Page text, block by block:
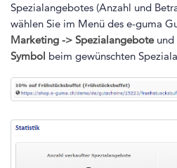
Spezialangebotes (Anzahl und
wählen Sie im Menü des e-guma
Marketing -> Spezialangeboteund
Symbol beim gewünschten